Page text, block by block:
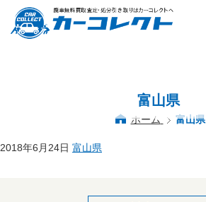
富山県
ホーム 富山県
2018年6月24日 富山県